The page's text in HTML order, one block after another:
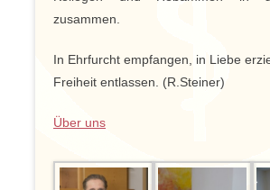
zusammen.
In Ehrfurcht empfangen, in Liebe
Freiheit entlassen. (R.Steiner)
Über uns